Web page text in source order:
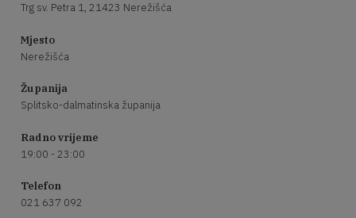
Trg sv. Petra 1, 21423 Nerežišća
Mjesto
Nerežišća
Županija
Splitsko-dalmatinska županija
Radno vrijeme
19:00 - 23:00
Telefon
021 637 092